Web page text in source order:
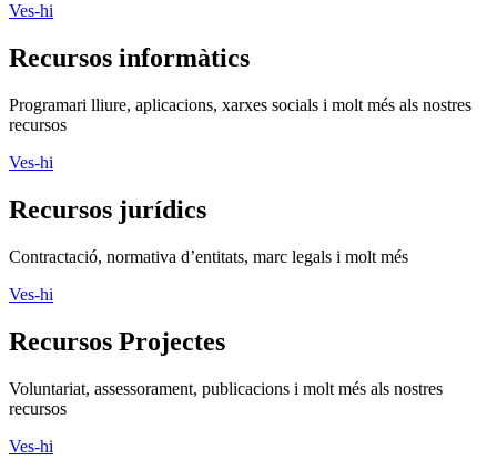
Ves-hi
Recursos informàtics
Programari lliure, aplicacions, xarxes socials i molt més als nostres
recursos
Ves-hi
Recursos jurídics
Contractació, normativa d’entitats, marc legals i molt més
Ves-hi
Recursos Projectes
Voluntariat, assessorament, publicacions i molt més als nostres
recursos
Ves-hi